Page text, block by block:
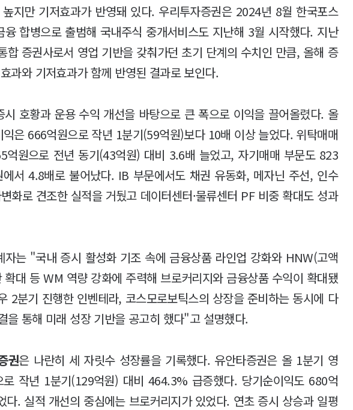
지만 기저효과가 반영돼 있다. 우리투자증권은 2024년 8월 한국포스
융 합병으로 출범해 국내주식 중개서비스도 지난해 3월 시작했다. 지난
합 증권사로서 영업 기반을 갖춰가던 초기 단계의 수치인 만큼, 올해 증
과와 기저효과가 함께 반영된 결과로 보인다.
시 호황과 운용 수익 개선을 바탕으로 큰 폭으로 이익을 끌어올렸다. 올
은 666억원으로 작년 1분기(59억원)보다 10배 이상 늘었다. 위탁매매
억원으로 전년 동기(43억원) 대비 3.6배 늘었고, 자기매매 부문도 823
서 4.8배로 불어났다. IB 부문에서도 채권 유동화, 메자닌 주선, 인수
화로 견조한 실적을 거뒀고 데이터센터·물류센터 PF 비중 확대도 성과
자는 "국내 증시 활성화 기조 속에 금융상품 라인업 강화와 HNW(고액
확대 등 WM 역량 강화에 주력해 브로커리지와 금융상품 수익이 확대됐
2분기 진행한 인벤테라, 코스모로보틱스의 상장을 준비하는 동시에 다
을 통해 미래 성장 기반을 공고히 했다"고 설명했다.
권은 나란히 세 자릿수 성장률을 기록했다. 유안타증권은 올 1분기 영
로 작년 1분기(129억원) 대비 464.3% 급증했다. 당기순이익도 680억
다. 실적 개선의 중심에는 브로커리지가 있었다. 연초 증시 상승과 일평